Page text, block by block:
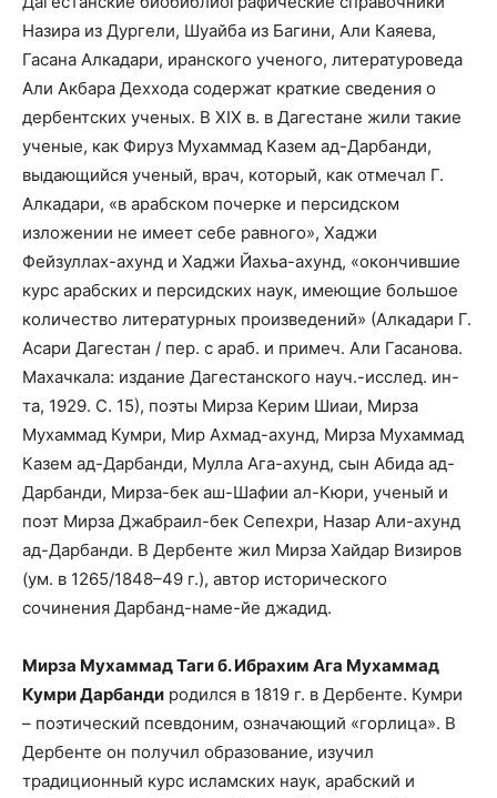
Назира из Дургели, Шуайба из Багини, Али Каяева,
Гасана Алкадари, иранского ученого, литературоведа
Али Акбара Деххода содержат краткие сведения о
дербентских ученых. В XIX в. в Дагестане жили такие
ученые, как Фируз Мухаммад Казем ад-Дарбанди,
выдающийся ученый, врач, который, как отмечал Г.
Алкадари, «в арабском почерке и персидском
изложении не имеет себе равного», Хаджи
Фейзуллах-ахунд и Хаджи Йахьа-ахунд, «окончившие
курс арабских и персидских наук, имеющие большое
количество литературных произведений» (Алкадари Г.
Асари Дагестан / пер. с араб. и примеч. Али Гасанова.
Махачкала: издание Дагестанского науч.-исслед. ин-
та, 1929. С. 15), поэты Мирза Керим Шиаи, Мирза
Мухаммад Кумри, Мир Ахмад-ахунд, Мирза Мухаммад
Казем ад-Дарбанди, Мулла Ага-ахунд, сын Абида ад-
Дарбанди, Мирза-бек аш-Шафии ал-Кюри, ученый и
поэт Мирза Джабраил-бек Сепехри, Назар Али-ахунд
ад-Дарбанди. В Дербенте жил Мирза Хайдар Визиров
(ум. в 1265/1848–49 г.), автор исторического
сочинения Дарбанд-наме-йе джадид.
Мирза Мухаммад Таги б. Ибрахим Ага Мухаммад
Кумри Дарбанди родился в 1819 г. в Дербенте. Кумри
– поэтический псевдоним, означающий «горлица». В
Дербенте он получил образование, изучил
традиционный курс исламских наук, арабский и